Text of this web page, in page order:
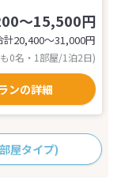
～15,500円
計20,400〜31,000円
0名・1部屋/1泊2日)
ンの詳細
屋タイプ)